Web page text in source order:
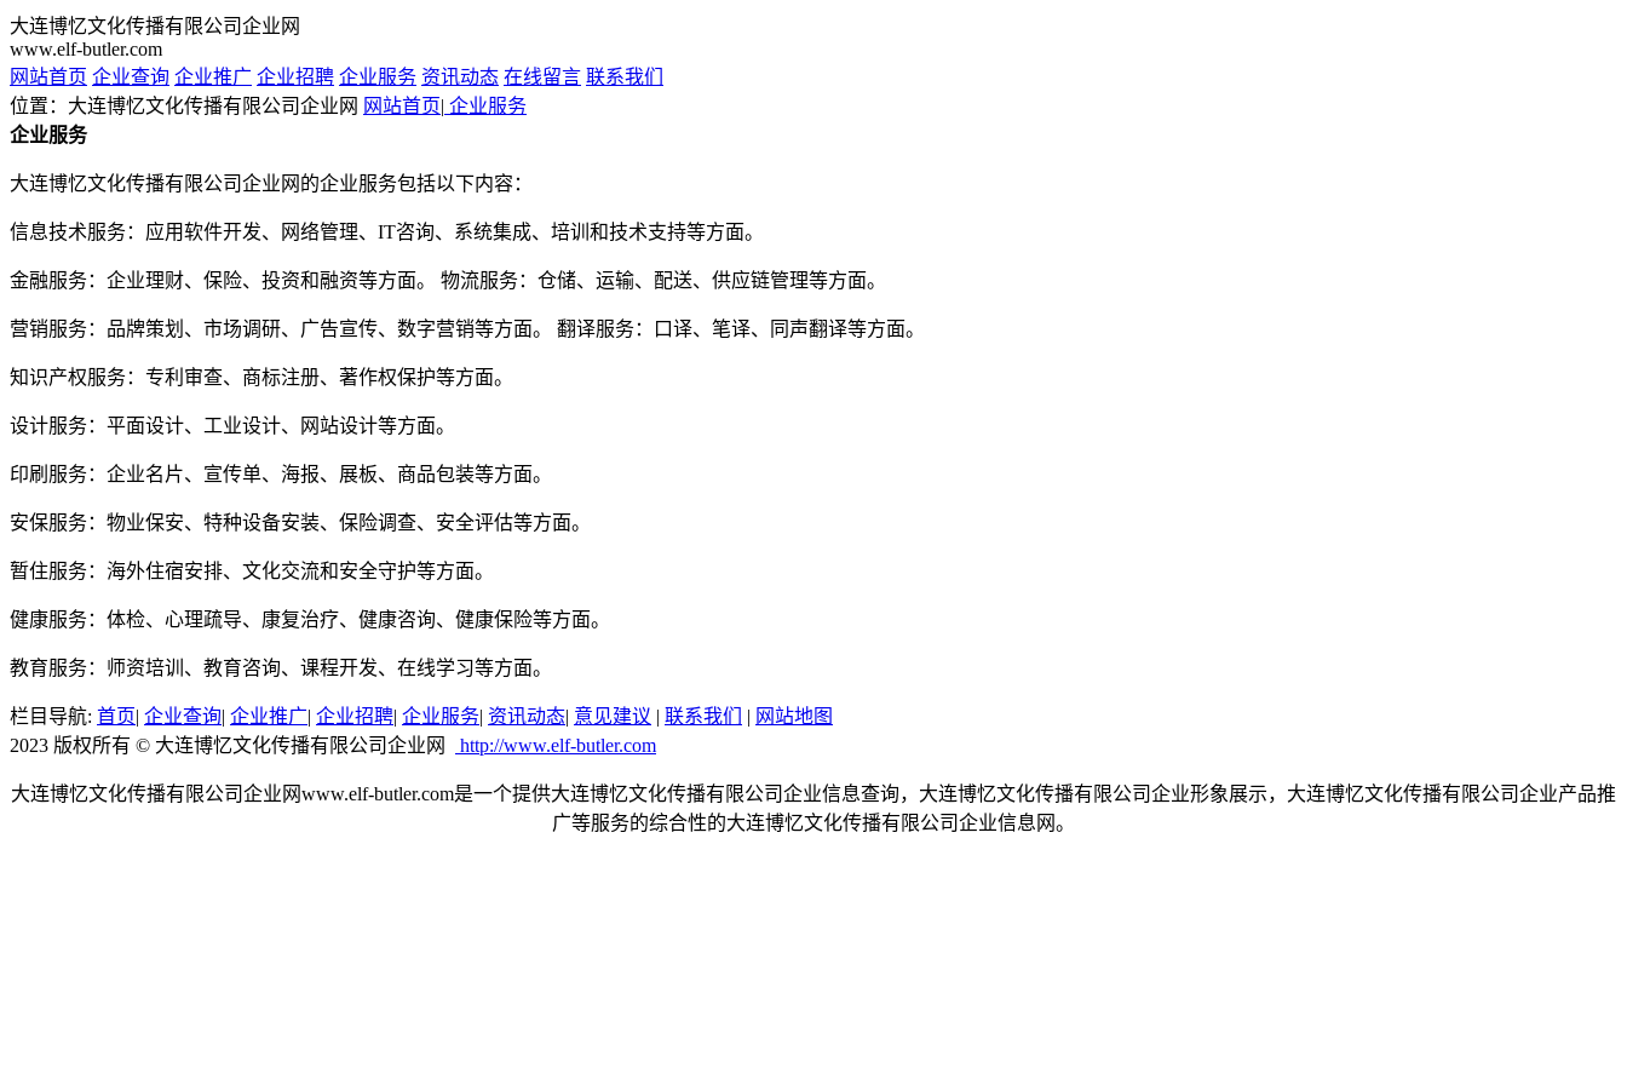
大连博忆文化传播有限公司企业网
www.elf-butler.com
网站首页 企业查询 企业推广 企业招聘 企业服务 资讯动态 在线留言 联系我们
位置：大连博忆文化传播有限公司企业网 网站首页| 企业服务
企业服务
大连博忆文化传播有限公司企业网的企业服务包括以下内容：
信息技术服务：应用软件开发、网络管理、IT咨询、系统集成、培训和技术支持等方面。
金融服务：企业理财、保险、投资和融资等方面。 物流服务：仓储、运输、配送、供应链管理等方面。
营销服务：品牌策划、市场调研、广告宣传、数字营销等方面。 翻译服务：口译、笔译、同声翻译等方面。
知识产权服务：专利审查、商标注册、著作权保护等方面。
设计服务：平面设计、工业设计、网站设计等方面。
印刷服务：企业名片、宣传单、海报、展板、商品包装等方面。
安保服务：物业保安、特种设备安装、保险调查、安全评估等方面。
暂住服务：海外住宿安排、文化交流和安全守护等方面。
健康服务：体检、心理疏导、康复治疗、健康咨询、健康保险等方面。
教育服务：师资培训、教育咨询、课程开发、在线学习等方面。
栏目导航: 首页| 企业查询| 企业推广| 企业招聘| 企业服务| 资讯动态| 意见建议 | 联系我们 | 网站地图
2023 版权所有 © 大连博忆文化传播有限公司企业网
http://www.elf-butler.com
大连博忆文化传播有限公司企业网www.elf-butler.com是一个提供大连博忆文化传播有限公司企业信息查询，大连博忆文化传播有限公司企业形象展示，大连博忆文化传播有限公司企业产品推
广等服务的综合性的大连博忆文化传播有限公司企业信息网。